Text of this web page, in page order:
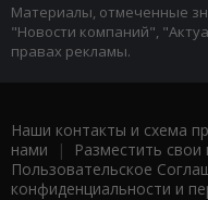
Материалы, отмеченные
"Новости компаний",
правах рекламы.
Наши контакты и схема
нами | Разместить
Пользовательское
конфиденциальности и